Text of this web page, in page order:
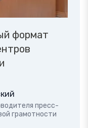
формат
пресс-
грамотности